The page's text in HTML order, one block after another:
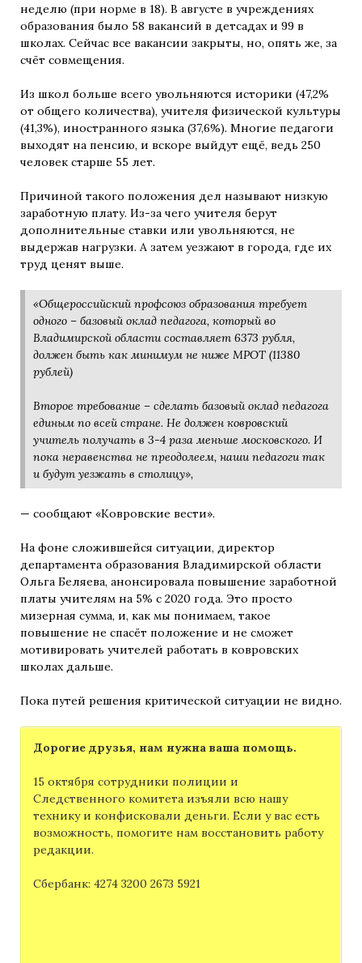
неделю (при норме в 18). В августе в учреждениях
образования было 58 вакансий в детсадах и 99 в
школах. Сейчас все вакансии закрыты, но, опять же, за
счёт совмещения.
Из школ больше всего увольняются историки (47,2%
от общего количества), учителя физической культуры
(41,3%), иностранного языка (37,6%). Многие педагоги
выходят на пенсию, и вскоре выйдут ещё, ведь 250
человек старше 55 лет.
Причиной такого положения дел называют низкую
заработную плату. Из-за чего учителя берут
дополнительные ставки или увольняются, не
выдержав нагрузки. А затем уезжают в города, где их
труд ценят выше.
«Общероссийский профсоюз образования требует
одного – базовый оклад педагога, который во
Владимирской области составляет 6373 рубля,
должен быть как минимум не ниже МРОТ (11380
рублей)
Второе требование – сделать базовый оклад педагога
единым по всей стране. Не должен ковровский
учитель получать в 3-4 раза меньше московского. И
пока неравенства не преодолеем, наши педагоги так
и будут уезжать в столицу»,
— сообщают «Ковровские вести».
На фоне сложившейся ситуации, директор
департамента образования Владимирской области
Ольга Беляева, анонсировала повышение заработной
платы учителям на 5% с 2020 года. Это просто
мизерная сумма, и, как мы понимаем, такое
повышение не спасёт положение и не сможет
мотивировать учителей работать в ковровских
школах дальше.
Пока путей решения критической ситуации не видно.
Дорогие друзья, нам нужна ваша помощь.
15 октября сотрудники полиции и
Следственного комитета изъяли всю нашу
технику и конфисковали деньги. Если у вас есть
возможность, помогите нам восстановить работу
редакции.
Сбербанк: 4274 3200 2673 5921